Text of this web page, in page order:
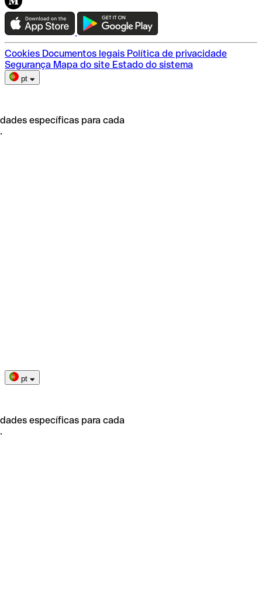
Teste a Qonto
Escolha do plano
Cookies Documentos legais Política de privacidade
Segurança Mapa do site Estado do sistema
pt
específicas para cada
pt
específicas para cada